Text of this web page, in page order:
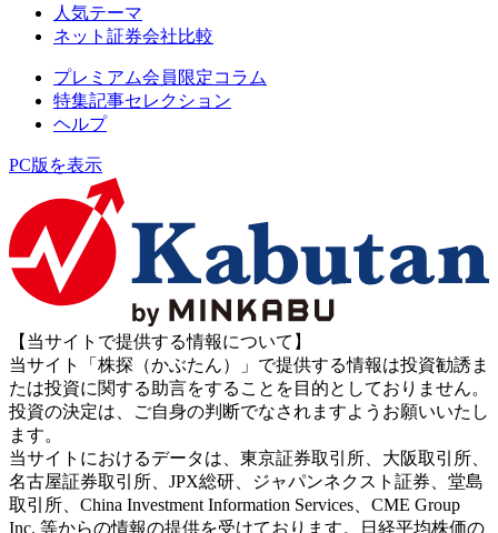
人気テーマ
ネット証券会社比較
プレミアム会員限定コラム
特集記事セレクション
ヘルプ
PC版を表示
【当サイトで提供する情報について】
当サイト「株探（かぶたん）」で提供する情報は投資勧誘ま
たは投資に関する助言をすることを目的としておりません。
投資の決定は、ご自身の判断でなされますようお願いいたし
ます。
当サイトにおけるデータは、東京証券取引所、大阪取引所、
名古屋証券取引所、JPX総研、ジャパンネクスト証券、堂島
取引所、China Investment Information Services、CME Group
Inc. 等からの情報の提供を受けております。日経平均株価の